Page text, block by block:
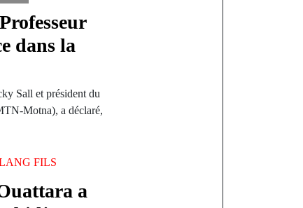
dans la
Sall et président du
Motna), a déclaré,
FILS
a